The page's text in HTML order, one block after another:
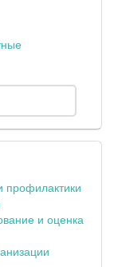
профилактики
и оценка